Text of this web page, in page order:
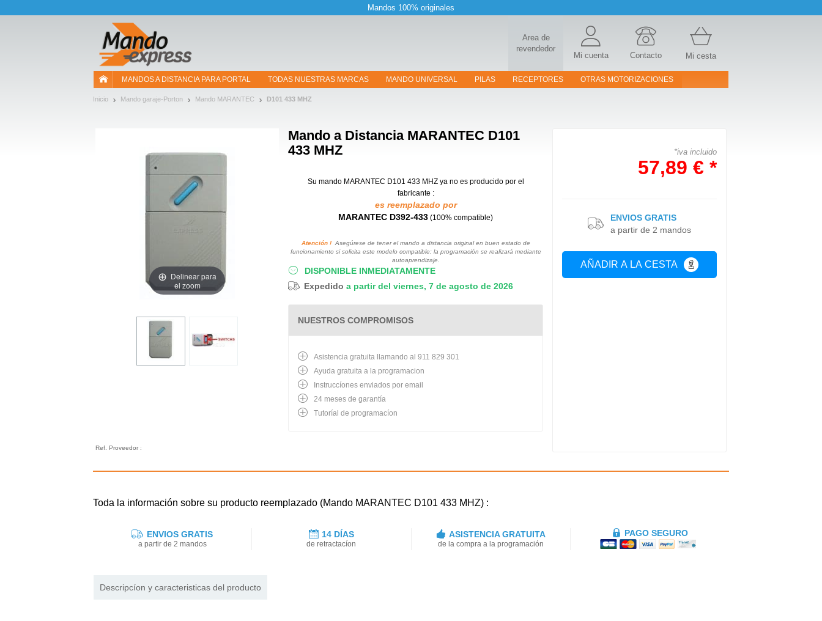
Mandos 100% originales
Area de
revendedor
Mi cuenta Contacto Mi cesta
MANDOS A DISTANCIA PARA PORTAL TODAS NUESTRAS MARCAS MANDO UNIVERSAL PILAS RECEPTORES OTRAS MOTORIZACIONES
Inicio Mando garaje-Porton Mando MARANTEC D101 433 MHZ
Mando a DistanciaMARANTEC D101
433 MHZ
Delinear para
el zoom
Su mando MARANTEC D101 433 MHZ ya no es producido por el
fabricante :
es reemplazado por
MARANTEC D392-433 (100% compatible)
Atención !Asegúrese de tener el mando a distancia original en buen estado de
funcionamiento si solicita este modelo compatible: la programación se realizará mediante
autoaprendizaje.
DISPONIBLE INMEDIATAMENTE
Expedido a partir del viernes, 7 de agosto de 2026
*iva incluido
57,89 € *
AÑADIR A LA CESTA
ENVIOS GRATIS
a partir de 2 mandos
Ref. Proveedor :
NUESTROS COMPROMISOS
Asistencia gratuita llamando al 911 829 301
Ayuda gratuita a la programacion
Instruccíones enviados por email
24 meses de garantía
Tutoríal de programacíon
Toda la información sobre su producto reemplazado (Mando MARANTEC D101 433 MHZ) :
ENVIOS GRATIS
a partir de 2 mandos
14 DÍAS
de retractacíon
ASISTENCIA GRATUITA
de la compra a la programación
PAGO SEGURO
Descripcíon y caracteristicas del producto